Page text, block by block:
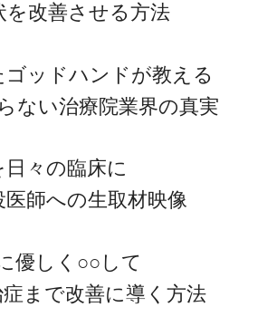
改善させる方法
ゴッドハンドが教える
ない治療院業界の真実
日々の臨床に
師への生取材映像
優しく○○して
まで改善に導く方法